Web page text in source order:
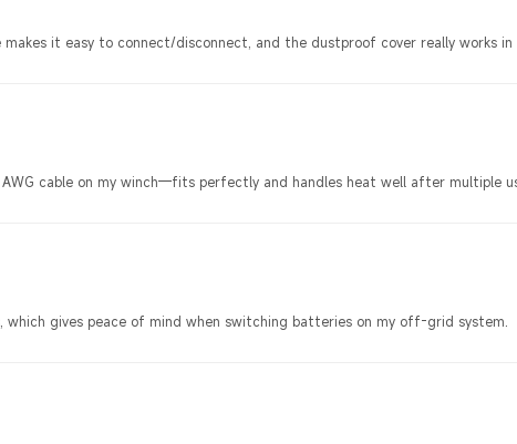
it easy to connect/disconnect, and the dustproof cover really works
cable on my winch—fits perfectly and handles heat well after multiple
gives peace of mind when switching batteries on my off-grid system.